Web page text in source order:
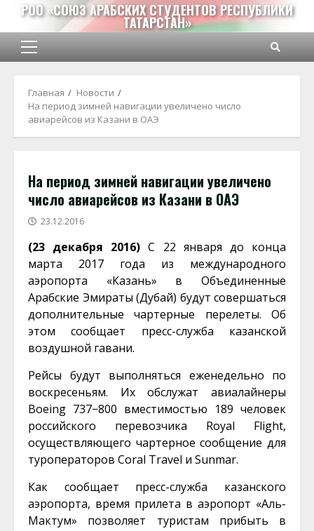
Перейти
содержимому
РОО «СОЮЗ АРАБСКИХ СТУДЕНТОВ РЕСПУБЛИКИ
ТАТАРСТАН»
Основное
Главная
Новости
На период зимней навигации увеличено число
авиарейсов из Казани в ОАЭ
На период зимней навигации увеличено
число авиарейсов из Казани в ОАЭ
23.12.2016
(23 декабря 2016)С 22 января до конца
марта 2017 года из международного
аэропорта «Казань» в Объединенные
Арабские Эмираты (Дубай) будут совершаться
дополнительные чартерные перелеты. Об
этом сообщает пресс-служба казанской
воздушной гавани.
Рейсы будут выполняться еженедельно по
воскресеньям. Их обслужат авиалайнеры
Boeing 737−800 вместимостью 189 человек
российского перевозчика Royal Flight,
осуществляющего чартерное сообщение для
туроператоров Coral Travel и Sunmar.
Как сообщает пресс-служба казанского
аэропорта, время прилета в аэропорт «Аль-
Мактум» позволяет туристам прибыть в